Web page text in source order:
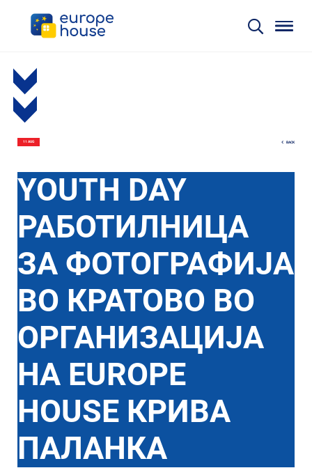
11 AUG BACK
YOUTH DAY
РАБОТИЛНИЦА
ЗА ФОТОГРАФИЈА
ВО КРАТОВО ВО
ОРГАНИЗАЦИЈА
НА EUROPE
HOUSE КРИВА
ПАЛАНКА